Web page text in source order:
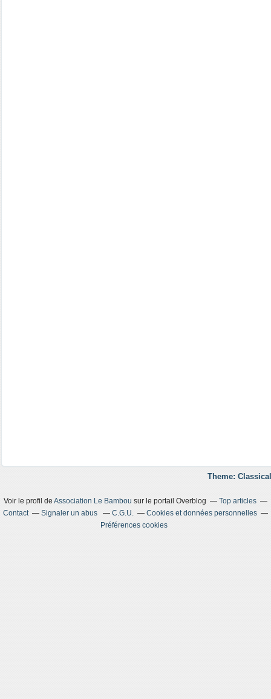
Theme:
Voir le profil de Association Le Bambou sur le portail Overblog
Top articles
Contact
Signaler un abus C.G.U.
Cookies et données personnelles
Préférences cookies